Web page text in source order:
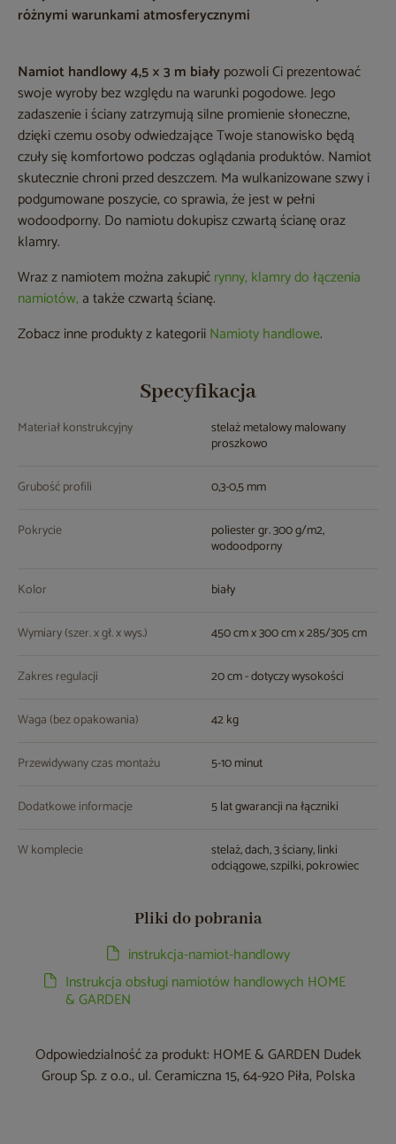
różnymi warunkami atmosferycznymi
Namiot handlowy 4,5 × 3 m białypozwoli Ci prezentować
swoje wyroby bez względu na warunki pogodowe. Jego
zadaszenie i ściany zatrzymują silne promienie słoneczne,
dzięki czemu osoby odwiedzające Twoje stanowisko będą
czuły się komfortowo podczas oglądania produktów. Namiot
skutecznie chroni przed deszczem. Ma wulkanizowane szwy i
podgumowane poszycie, co sprawia, że jest w pełni
wodoodporny. Do namiotu dokupisz czwartą ścianę oraz
klamry.
Wraz z namiotem można zakupićrynny, klamry do łączenia
namiotów, a także czwartą ścianę.
Zobacz inne produkty z kategoriiNamioty handlowe.
Specyfikacja
Materiał konstrukcyjny stelaż metalowy malowany
proszkowo
Grubość profili 0,3-0,5 mm
Pokrycie poliester gr. 300 g/m2,
wodoodporny
Kolor biały
Wymiary (szer. x gł. x wys.) 450 cm x 300 cm x 285/305 cm
Zakres regulacji 20 cm - dotyczy wysokości
Waga (bez opakowania) 42 kg
Przewidywany czas montażu 5-10 minut
Dodatkowe informacje 5 lat gwarancji na łączniki
W komplecie stelaż, dach, 3 ściany, linki
odciągowe, szpilki, pokrowiec
Pliki do pobrania
instrukcja-namiot-handlowy
Instrukcja obsługi namiotów handlowych HOME
& GARDEN
Odpowiedzialność za produkt: HOME & GARDEN Dudek
Group Sp. z o.o., ul. Ceramiczna 15, 64-920 Piła, Polska